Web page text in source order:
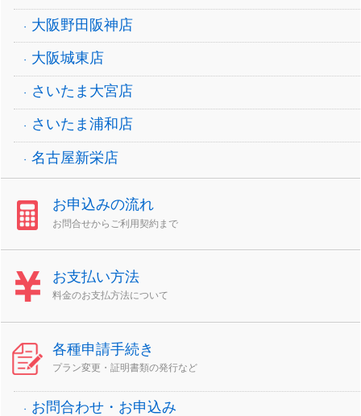
大阪野田阪神店
大阪城東店
さいたま大宮店
さいたま浦和店
名古屋新栄店
お申込みの流れ
お問合せからご利用契約まで
お支払い方法
料金のお支払方法について
各種申請手続き
プラン変更・証明書類の発行など
お問合わせ・お申込み